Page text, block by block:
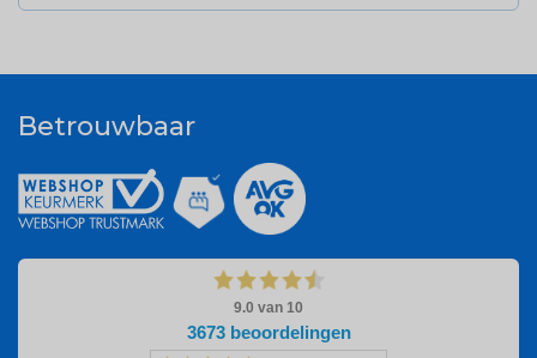
Betrouwbaar